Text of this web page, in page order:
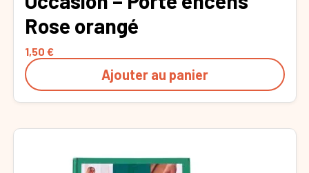
Rose orangé
1,50 €
Ajouter au panier